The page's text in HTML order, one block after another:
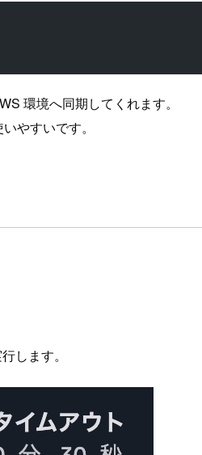
環境へ同期してくれます。
やすいです。
します。